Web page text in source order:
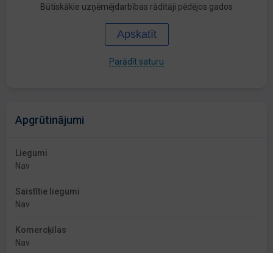
Būtiskākie uzņēmējdarbības rādītāji pēdējos gados
Apskatīt
Parādīt saturu
Apgrūtinājumi
Liegumi
Nav
Saistītie liegumi
Nav
Komercķīlas
Nav